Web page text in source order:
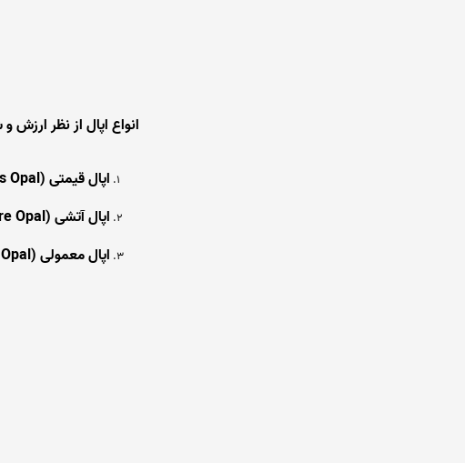
انواع اپال از نظر ارزش
اپال قیمتی (Precious Opal)
اپال آتشی (Fire Opal)
اپال معمولی (Common Opal)